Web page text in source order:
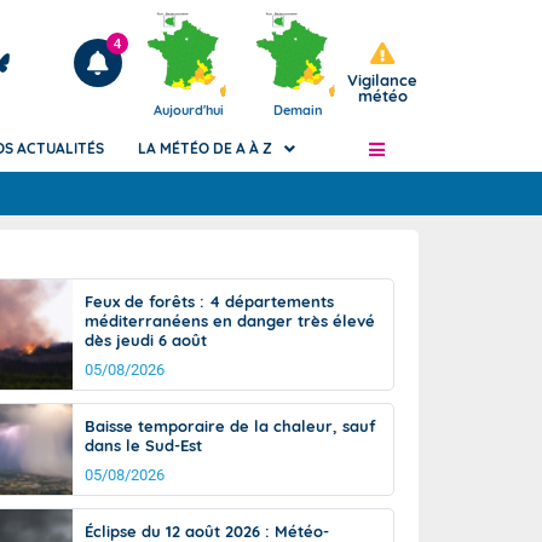
Articles
4
Aujourd'hui Demain
Vigilance
météo
de
Phénomènes dangereux de J+2 à J+7
Avertissement pluies intenses à l'échelle
des communes (Apic)
Bulletins Marine
Bulletins d'estimation du risque
d'avalanche
Météo des forêts
Vigicrues
ACTUALITÉS LA MÉTÉO DE A À Z
Feux de forêts : 4 départements
méditerranéens en danger très élevé
dès jeudi 6 août
05/08/2026
Baisse temporaire de la chaleur, sauf
dans le Sud-Est
05/08/2026
Éclipse du 12 août 2026 : Météo-